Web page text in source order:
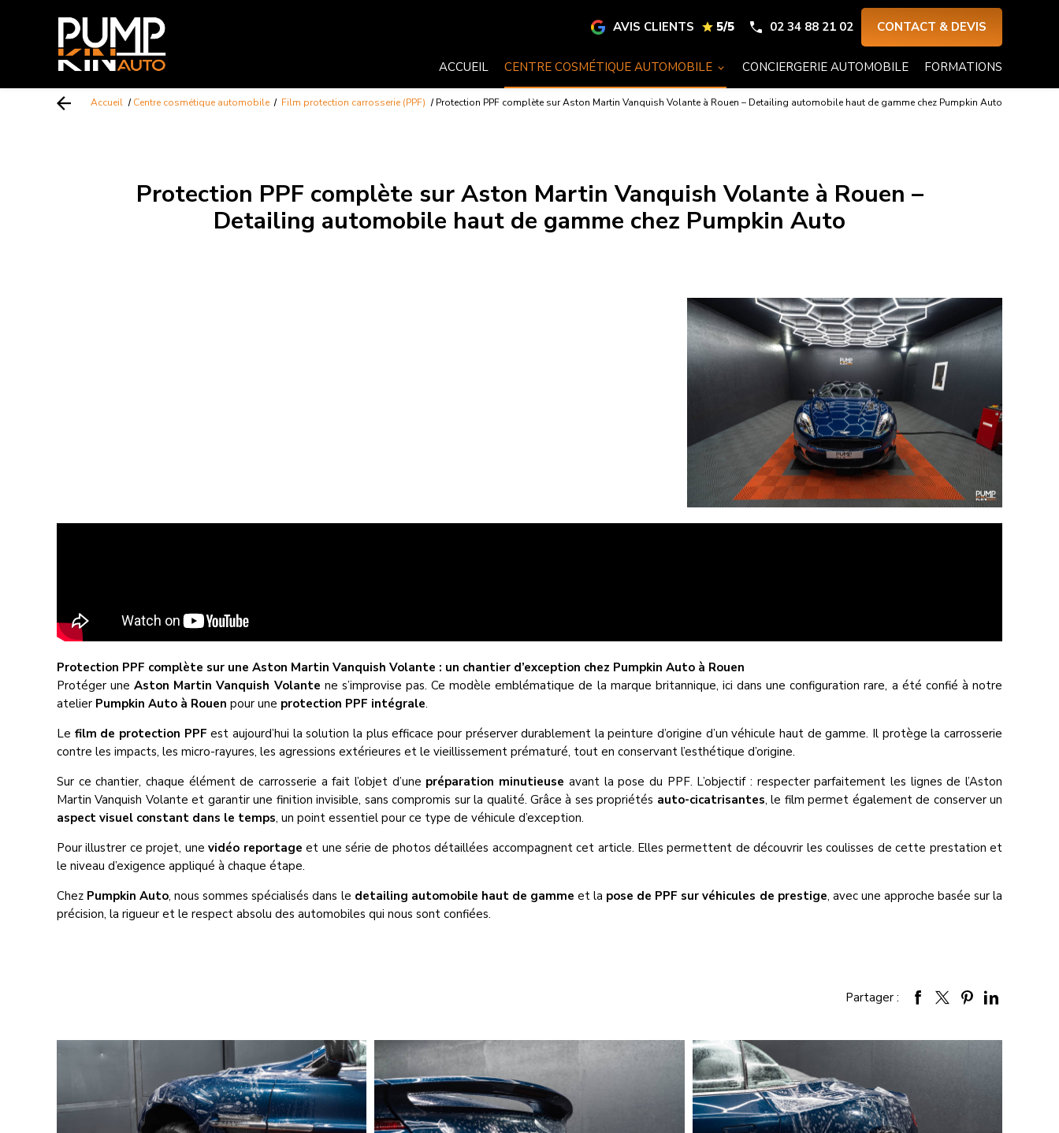
AVIS CLIENTS 5/5 02 34 88 21 02 CONTACT & DEVIS
ACCUEIL CENTRE COSMÉTIQUE AUTOMOBILE CONCIERGERIE AUTOMOBILE FORMATIONS
Accueil Centre cosmétique automobile Film protection carrosserie (PPF) Protection PPF complète sur Aston Martin Vanquish Volante à Rouen – Detailing automobile haut de gamme chez Pumpkin Auto
Protection PPF complète sur Aston Martin Vanquish Volante à Rouen –
Detailing automobile haut de gamme chez Pumpkin Auto
Protection PPF complète sur une Aston Martin Vanquish Volante : un chantier d’exception chez Pumpkin Auto à Rouen
Protéger uneAston Martin Vanquish Volante ne s’improvise pas. Ce modèle emblématique de la marque britannique, ici dans une configuration rare, a été confié à notre
atelier Pumpkin Auto à Rouen pour une protection PPF intégrale.
Le film de protection PPF est aujourd’hui la solution la plus efficace pour préserver durablement la peinture d’origine d’un véhicule haut de gamme. Il protège la carrosserie
contre les impacts, les micro-rayures, les agressions extérieures et le vieillissement prématuré, tout en conservant l’esthétique d’origine.
Sur ce chantier, chaque élément de carrosserie a fait l’objet d’une préparation minutieuse avant la pose du PPF. L’objectif : respecter parfaitement les lignes de l’Aston
Martin Vanquish Volante et garantir une finition invisible, sans compromis sur la qualité. Grâce à ses propriétés auto-cicatrisantes, le film permet également de conserver un
aspect visuel constant dans le temps, un point essentiel pour ce type de véhicule d’exception.
Pour illustrer ce projet, unevidéo reportage et une série de photos détaillées accompagnent cet article. Elles permettent de découvrir les coulisses de cette prestation et
le niveau d’exigence appliqué à chaque étape.
Chez Pumpkin Auto, nous sommes spécialisés dans le detailing automobile haut de gamme et la pose de PPF sur véhicules de prestige, avec une approche basée sur la
précision, la rigueur et le respect absolu des automobiles qui nous sont confiées.
Partager :